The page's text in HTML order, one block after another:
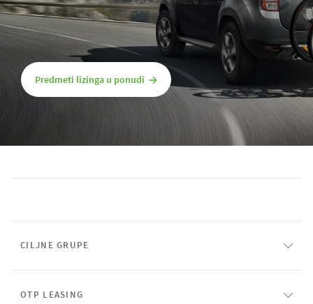
Predmeti lizinga u ponudi
CILJNE GRUPE
OTP LEASING